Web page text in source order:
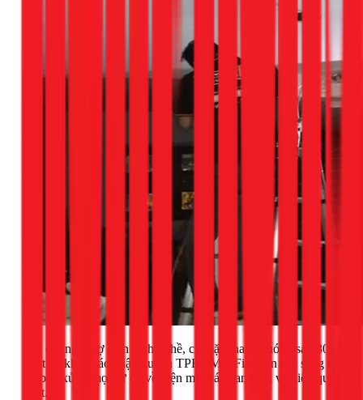
Với đội ngũ thợ điện lành nghề, có mặt nhanh chóng sau 30
phút tại khắp các quận huyện TPHCM, 1Fix luôn sẵn sàng hỗ
trợ bạn xử lý mọi sự cố về điện một cách an toàn và hiệu quả
nhất.